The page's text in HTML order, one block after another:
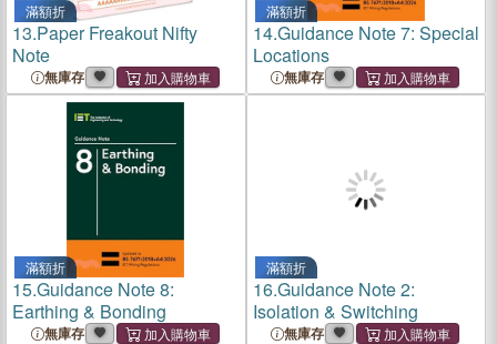
滿額折
13.Paper Freakout Nifty
Note
無庫存
滿額折
14.Guidance Note 7: Special
Locations
無庫存
滿額折
15.Guidance Note 8:
Earthing & Bonding
無庫存
滿額折
16.Guidance Note 2:
Isolation & Switching
無庫存